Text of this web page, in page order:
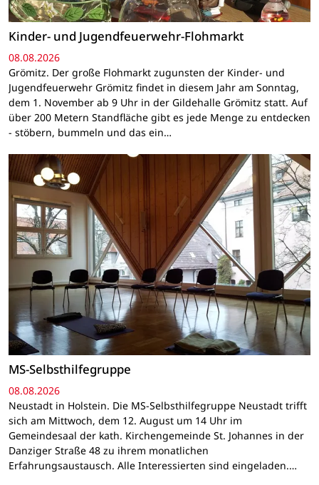
Kinder- und Jugendfeuerwehr-Flohmarkt
08.08.2026
Grömitz. Der große Flohmarkt zugunsten der Kinder- und
Jugendfeuerwehr Grömitz findet in diesem Jahr am Sonntag,
dem 1. November ab 9 Uhr in der Gildehalle Grömitz statt. Auf
über 200 Metern Standfläche gibt es jede Menge zu entdecken
- stöbern, bummeln und das ein…
MS-Selbsthilfegruppe
08.08.2026
Neustadt in Holstein. Die MS-Selbsthilfegruppe Neustadt trifft
sich am Mittwoch, dem 12. August um 14 Uhr im
Gemeindesaal der kath. Kirchengemeinde St. Johannes in der
Danziger Straße 48 zu ihrem monatlichen
Erfahrungsaustausch. Alle Interessierten sind eingeladen.…